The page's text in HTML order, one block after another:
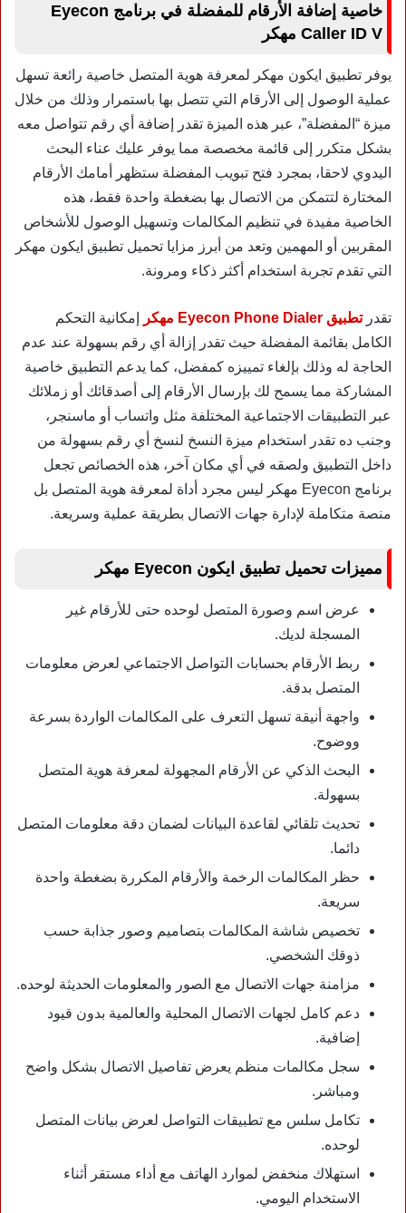
خاصية إضافة الأرقام للمفضلة في برنامج Eyecon
Caller ID V مهكر
يوفر تطبيق ايكون مهكر لمعرفة هوية المتصل خاصية رائعة تسهل
عملية الوصول إلى الأرقام التي تتصل بها باستمرار وذلك من خلال
ميزة “المفضلة”، عبر هذه الميزة تقدر إضافة أي رقم تتواصل معه
بشكل متكرر إلى قائمة مخصصة مما يوفر عليك عناء البحث
اليدوي لاحقا، بمجرد فتح تبويب المفضلة ستظهر أمامك الأرقام
المختارة لتتمكن من الاتصال بها بضغطة واحدة فقط، هذه
الخاصية مفيدة في تنظيم المكالمات وتسهيل الوصول للأشخاص
المقربين أو المهمين وتعد من أبرز مزايا تحميل تطبيق ايكون مهكر
التي تقدم تجربة استخدام أكثر ذكاء ومرونة.
تقدرتطبيق Eyecon Phone Dialer مهكر
إمكانية التحكم
الكامل بقائمة المفضلة حيث تقدر إزالة أي رقم بسهولة عند عدم
الحاجة له وذلك بإلغاء تمييزه كمفضل، كما يدعم التطبيق خاصية
المشاركة مما يسمح لك بإرسال الأرقام إلى أصدقائك أو زملائك
عبر التطبيقات الاجتماعية المختلفة مثل واتساب أو ماسنجر،
وجنب ده تقدر استخدام ميزة النسخ لنسخ أي رقم بسهولة من
داخل التطبيق ولصقه في أي مكان آخر، هذه الخصائص تجعل
برنامج Eyecon مهكر ليس مجرد أداة لمعرفة هوية المتصل بل
منصة متكاملة لإدارة جهات الاتصال بطريقة عملية وسريعة.
مميزات تحميل تطبيق ايكون Eyecon مهكر
عرض اسم وصورة المتصل لوحده حتى للأرقام غير
المسجلة لديك.
ربط الأرقام بحسابات التواصل الاجتماعي لعرض معلومات
المتصل بدقة.
واجهة أنيقة تسهل التعرف على المكالمات الواردة بسرعة
ووضوح.
البحث الذكي عن الأرقام المجهولة لمعرفة هوية المتصل
بسهولة.
تحديث تلقائي لقاعدة البيانات لضمان دقة معلومات المتصل
دائما.
حظر المكالمات الرخمة والأرقام المكررة بضغطة واحدة
سريعة.
تخصيص شاشة المكالمات بتصاميم وصور جذابة حسب
ذوقك الشخصي.
مزامنة جهات الاتصال مع الصور والمعلومات الحديثة لوحده.
دعم كامل لجهات الاتصال المحلية والعالمية بدون قيود
إضافية.
سجل مكالمات منظم يعرض تفاصيل الاتصال بشكل واضح
ومباشر.
تكامل سلس مع تطبيقات التواصل لعرض بيانات المتصل
لوحده.
استهلاك منخفض لموارد الهاتف مع أداء مستقر أثناء
الاستخدام اليومي.